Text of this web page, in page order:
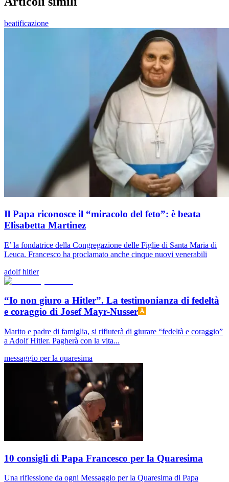
beatificazione
Il Papa riconosce il “miracolo del feto”: è beata
Elisabetta Martinez
E’ la fondatrice della Congregazione delle Figlie di Santa Maria di
Leuca. Francesco ha proclamato anche cinque nuovi venerabili
adolf hitler
“Io non giuro a Hitler”. La testimonianza di fedeltà
e coraggio di Josef Mayr-Nusser
Marito e padre di famiglia, si rifiuterà di giurare “fedeltà e coraggio”
a Adolf Hitler. Pagherà con la vita...
messaggio per la quaresima
10 consigli di Papa Francesco per la Quaresima
Una riflessione da ogni Messaggio per la Quaresima di Papa